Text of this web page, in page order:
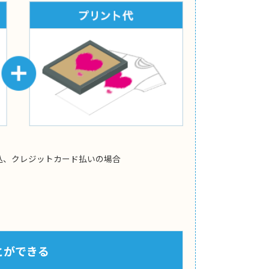
、クレジットカード払いの場合
できる